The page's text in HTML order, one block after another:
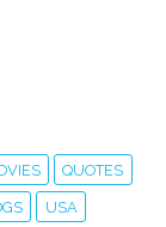
QUOTES
USA